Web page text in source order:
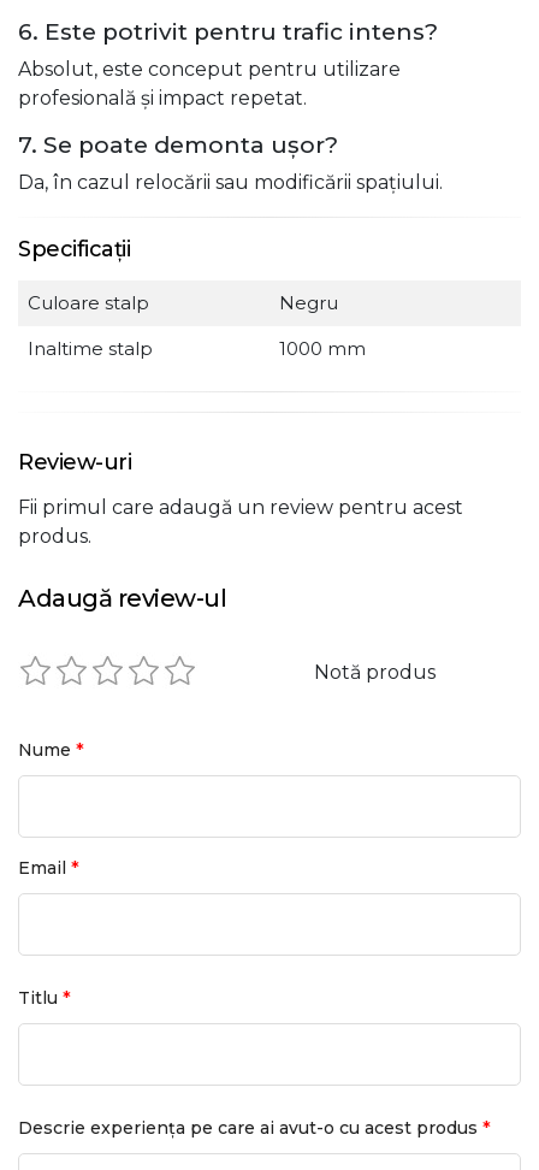
6. Este potrivit pentru trafic intens?
Absolut, este conceput pentru utilizare
profesională și impact repetat.
7. Se poate demonta ușor?
Da, în cazul relocării sau modificării spațiului.
Specificații
Culoare stalp
Negru
Inaltime stalp
1000 mm
Review-uri
Fii primul care adaugă un review pentru acest
produs.
Adaugă review-ul
Notă produs
Nume *
Email *
Titlu *
Descrie experiența pe care ai avut-o cu acest produs *